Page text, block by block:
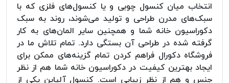
انتخاب میان کنسول چوبی و یا کنسول‌های فلزی که با
سبک‌های مدرن طراحی و تولید می‌شوند، روند به سبک
دکوراسیون خانه شما و همچنین سایر المان‌های به کار
گرفته شده در طراحی آن بستگی دارد. تمام تلاش ما در
فروشگاه دکورال فراهم کردن تمام گزینه‌های ممکن برای
ایجاد بهترین کیفیت در دکوراسیون خانه شما هم از نظر
جنس و هم از نظر زیبایی است. کنسول آلپاین یکی از